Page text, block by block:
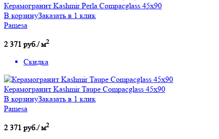
Керамогранит Kashmir Perla Compacglass 45x90
В корзинуЗаказать в 1 клик
Pamesa
2 371 руб./ м2
Скидка
Керамогранит Kashmir Taupe Compacglass 45x90
В корзинуЗаказать в 1 клик
Pamesa
2 371 руб./ м2